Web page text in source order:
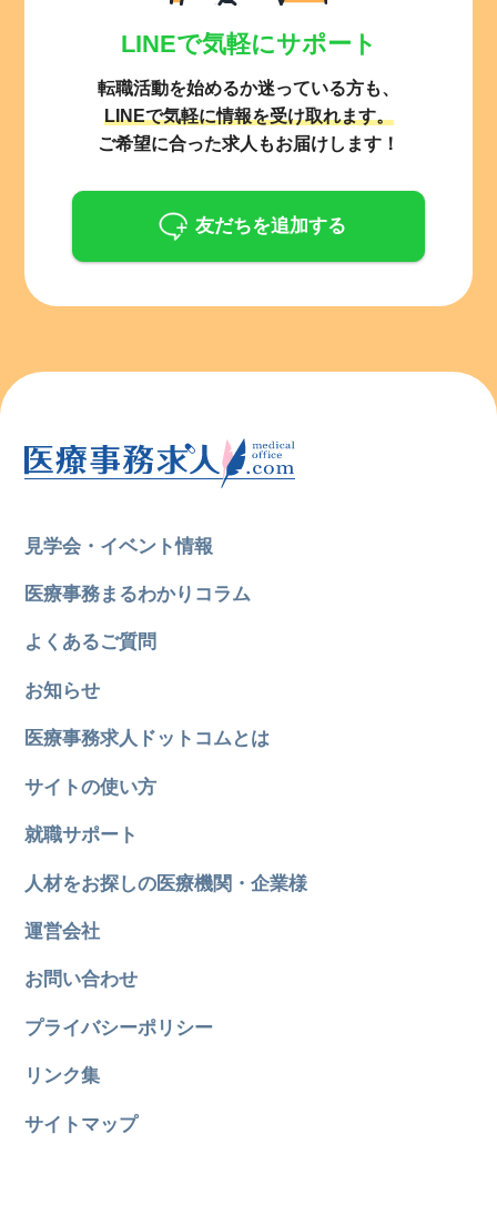
LINEで気軽にサポート
転職活動を始めるか迷っている方も、
LINEで気軽に情報を受け取れます。
ご希望に合った求人もお届けします！
友だちを追加する
見学会・イベント情報
医療事務まるわかりコラム
よくあるご質問
お知らせ
医療事務求人ドットコムとは
サイトの使い方
就職サポート
人材をお探しの医療機関・企業様
運営会社
お問い合わせ
プライバシーポリシー
リンク集
サイトマップ